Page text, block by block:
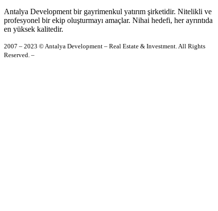
Antalya Development bir gayrimenkul yatırım şirketidir. Nitelikli ve
profesyonel bir ekip oluşturmayı amaçlar. Nihai hedefi, her ayrıntıda
en yüksek kalitedir.
2007 – 2023 © Antalya Development – Real Estate & Investment. All Rights
Reserved. –